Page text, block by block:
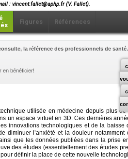
: vincent.fallet@aphp.fr (V. Fallet).
Figures Références
la référence des professionnels de santé.
en bénéficier!
utilisée en médecine depuis plus
un espace virtuel en 3D. Ces dernières
innovations technologiques et de la baisse
diminuer l’anxiété et la douleur
que les données publiées dans la prise
des études (essentiellement des études
définir la place de cette nouvelle